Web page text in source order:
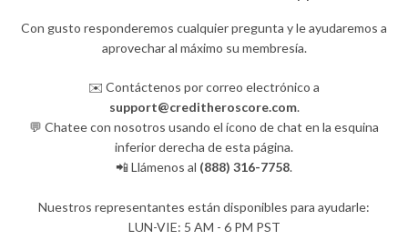
Con gusto responderemos cualquier pregunta y le ayudaremos a
aprovechar al máximo su membresía.
✉️ Contáctenos por correo electrónico a
support@creditheroscore.com.
💬 Chatee con nosotros usando el ícono de chat en la esquina
inferior derecha de esta página.
📲 Llámenos al (888) 316-7758.
Nuestros representantes están disponibles para ayudarle:
LUN-VIE: 5 AM - 6 PM PST